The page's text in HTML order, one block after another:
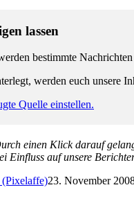
lassen
bestimmte
werden euch unsere
Quelle einstellen.
einen Klick darauf
Einfluss auf unsere
(Pixelaffe)23. November